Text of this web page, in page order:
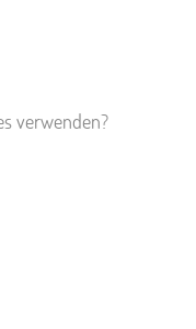
verwenden?